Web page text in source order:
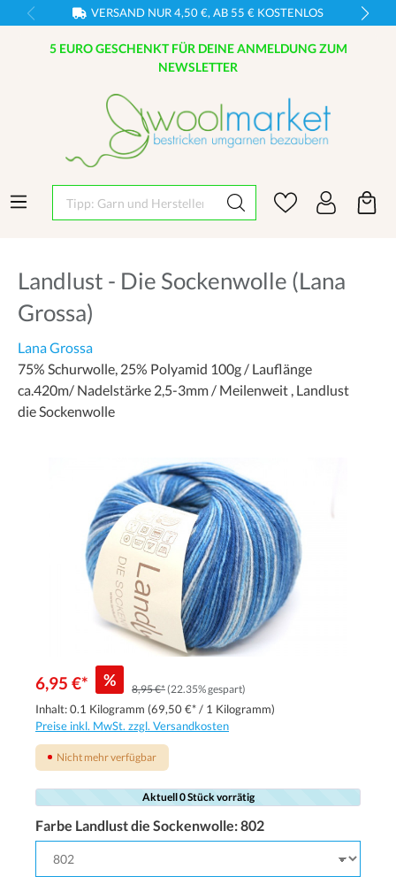
VERSAND NUR 4,50 €, AB 55 € KOSTENLOS
5 EURO GESCHENKT FÜR DEINE ANMELDUNG ZUM
NEWSLETTER
Tipp: Garn und Hersteller eingeben
Landlust - Die Sockenwolle (Lana
Grossa)
Lana Grossa
75% Schurwolle, 25% Polyamid 100g / Lauflänge
ca.420m/ Nadelstärke 2,5-3mm / Meilenweit , Landlust
die Sockenwolle
6,95 €* % 8,95 €*(22.35% gespart)
Inhalt:0.1 Kilogramm (69,50 €* / 1 Kilogramm)
Preise inkl. MwSt. zzgl. Versandkosten
Nicht mehr verfügbar
Aktuell 0 Stück vorrätig
Farbe Landlust die Sockenwolle:802